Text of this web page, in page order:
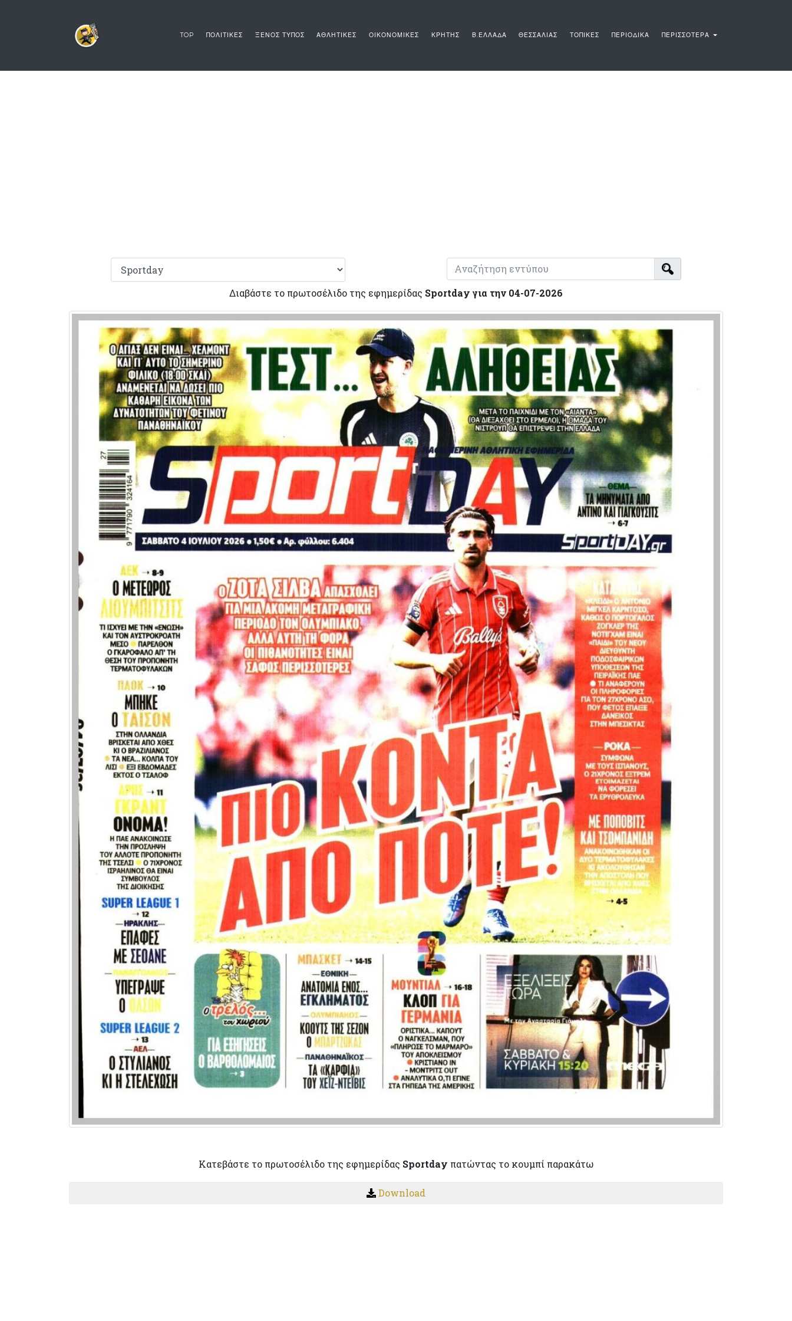
TOP ΠΟΛΙΤΙΚΕΣ ΞΕΝΟΣ ΤΥΠΟΣ ΑΘΛΗΤΙΚΕΣ ΟΙΚΟΝΟΜΙΚΕΣ ΚΡΗΤΗΣ Β.ΕΛΛΑΔΑ ΘΕΣΣΑΛΙΑΣ ΤΟΠΙΚΕΣ ΠΕΡΙΟΔΙΚΑ ΠΕΡΙΣΣΟΤΕΡΑ
Διαβάστε το πρωτοσέλιδο της εφημερίδας Sportday για την 04-07-2026
Κατεβάστε το πρωτοσέλιδο της εφημερίδας Sportday πατώντας το κουμπί παρακάτω
Download